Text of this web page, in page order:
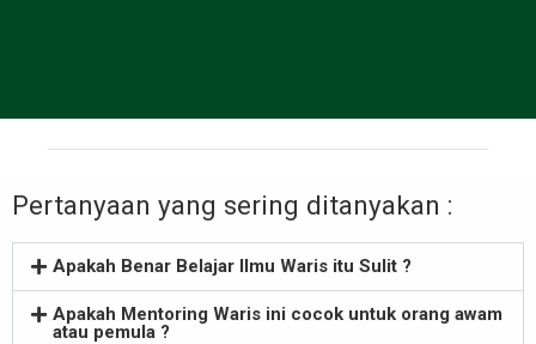
Pertanyaan yang sering ditanyakan :
Apakah Benar Belajar Ilmu Waris itu Sulit ?
Apakah Mentoring Waris ini cocok untuk orang awam
atau pemula ?​